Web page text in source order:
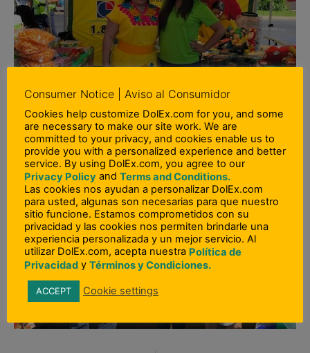
Consumer Notice | Aviso al Consumidor
Cookies help customize DolEx.com for you, and some
are necessary to make our site work. We are
committed to your privacy, and cookies enable us to
provide you with a personalized experience and better
service. By using DolEx.com, you agree to our
Privacy Policy and Terms and Conditions.
Las cookies nos ayudan a personalizar DolEx.com
para usted, algunas son necesarias para que nuestro
sitio funcione. Estamos comprometidos con su
privacidad y las cookies nos permiten brindarle una
experiencia personalizada y un mejor servicio. Al
utilizar DolEx.com, acepta nuestra Política de
Privacidad y Términos y Condiciones.
ACCEPT Cookie settings